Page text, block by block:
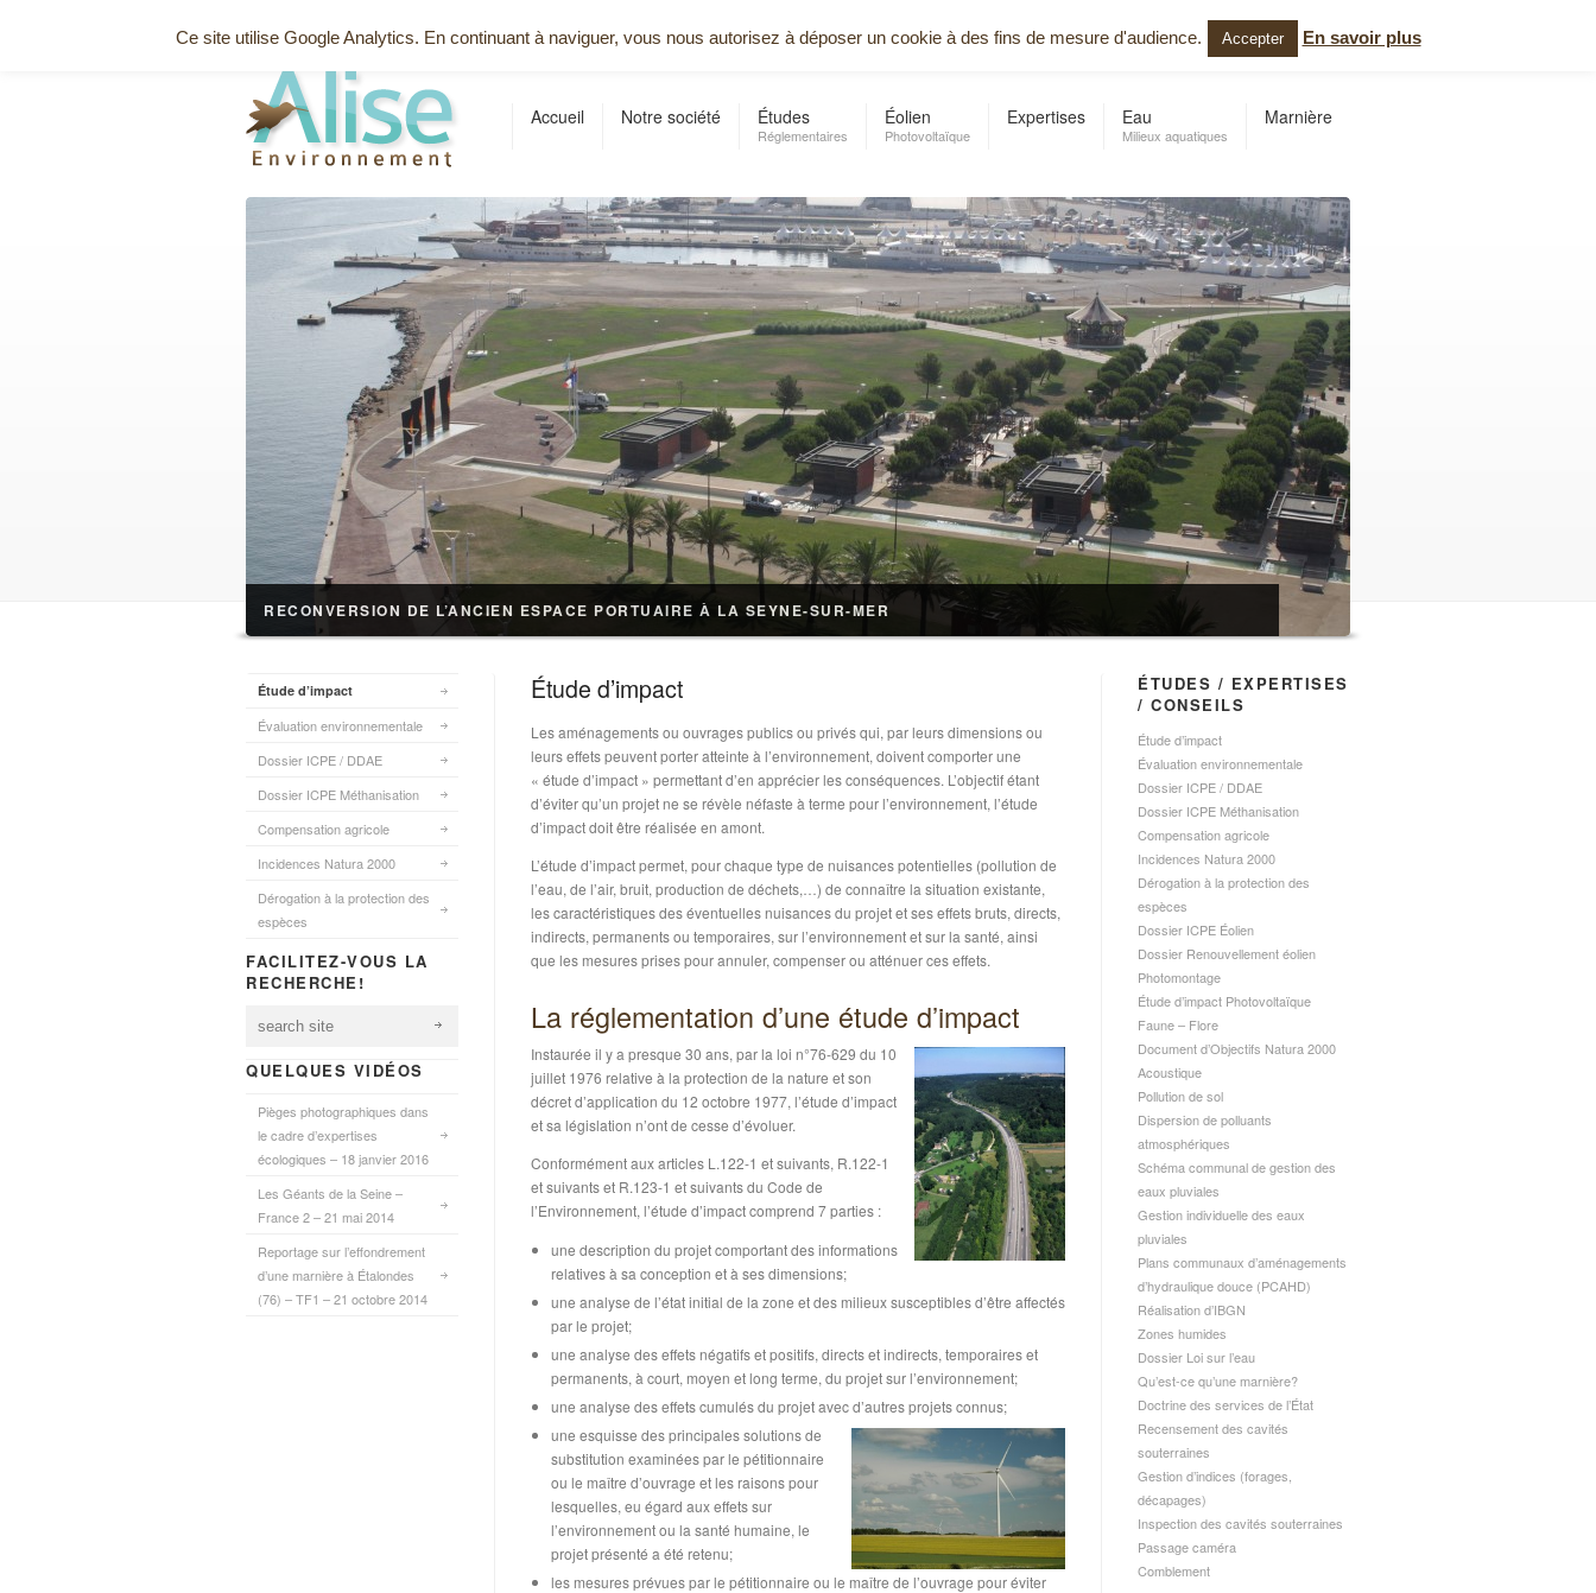
Appelez-nous au 02.35.61.30.19
Accueil Notre société Études
Réglementaires
Éolien
Photovoltaïque
Expertises Eau
Milieux aquatiques
Marnière
RECONVERSION DE L’ANCIEN ESPACE PORTUAIRE À LA SEYNE-SUR-MER
Étude d’impact
Les aménagements ou ouvrages publics ou privés qui, par leurs dimensions ou
leurs effets peuvent porter atteinte à l’environnement, doivent comporter une
« étude d’impact » permettant d’en apprécier les conséquences. L’objectif étant
d’éviter qu’un projet ne se révèle néfaste à terme pour l’environnement, l’étude
d’impact doit être réalisée en amont.
L’étude d’impact permet, pour chaque type de nuisances potentielles (pollution de
l’eau, de l’air, bruit, production de déchets,…) de connaître la situation existante,
les caractéristiques des éventuelles nuisances du projet et ses effets bruts, directs,
indirects, permanents ou temporaires, sur l’environnement et sur la santé, ainsi
que les mesures prises pour annuler, compenser ou atténuer ces effets.
La réglementation d’une étude d’impact
Instaurée il y a presque 30 ans, par la loi n°76-629 du 10
juillet 1976 relative à la protection de la nature et son
décret d’application du 12 octobre 1977, l’étude d’impact
et sa législation n’ont de cesse d’évoluer.
Conformément aux articles L.122-1 et suivants, R.122-1
et suivants et R.123-1 et suivants du Code de
l’Environnement, l’étude d’impact comprend 7 parties :
une description du projet comportant des informations
relatives à sa conception et à ses dimensions;
une analyse de l’état initial de la zone et des milieux susceptibles d’être affectés
par le projet;
une analyse des effets négatifs et positifs, directs et indirects, temporaires et
permanents, à court, moyen et long terme, du projet sur l’environnement;
une analyse des effets cumulés du projet avec d’autres projets connus;
une esquisse des principales solutions de
substitution examinées par le pétitionnaire
ou le maître d’ouvrage et les raisons pour
lesquelles, eu égard aux effets sur
l’environnement ou la santé humaine, le
projet présenté a été retenu;
les mesures prévues par le pétitionnaire ou le maître de l’ouvrage pour éviter
Étude d’impact
Évaluation environnementale
Dossier ICPE / DDAE
Dossier ICPE Méthanisation
Compensation agricole
Incidences Natura 2000
Dérogation à la protection des
espèces
FACILITEZ-VOUS LA
RECHERCHE!
QUELQUES VIDÉOS
Pièges photographiques dans
le cadre d’expertises
écologiques – 18 janvier 2016
Les Géants de la Seine –
France 2 – 21 mai 2014
Reportage sur l’effondrement
d’une marnière à Étalondes
(76) – TF1 – 21 octobre 2014
ÉTUDES / EXPERTISES
/ CONSEILS
Étude d’impact
Évaluation environnementale
Dossier ICPE / DDAE
Dossier ICPE Méthanisation
Compensation agricole
Incidences Natura 2000
Dérogation à la protection des
espèces
Dossier ICPE Éolien
Dossier Renouvellement éolien
Photomontage
Étude d’impact Photovoltaïque
Faune – Flore
Document d’Objectifs Natura 2000
Acoustique
Pollution de sol
Dispersion de polluants
atmosphériques
Schéma communal de gestion des
eaux pluviales
Gestion individuelle des eaux
pluviales
Plans communaux d’aménagements
d’hydraulique douce (PCAHD)
Réalisation d’IBGN
Zones humides
Dossier Loi sur l’eau
Qu’est-ce qu’une marnière?
Doctrine des services de l’État
Recensement des cavités
souterraines
Gestion d’indices (forages,
décapages)
Inspection des cavités souterraines
Passage caméra
Comblement
Ce site utilise Google Analytics. En continuant à naviguer, vous nous autorisez à déposer un cookie à des fins de mesure d'audience. Accepter En savoir plus